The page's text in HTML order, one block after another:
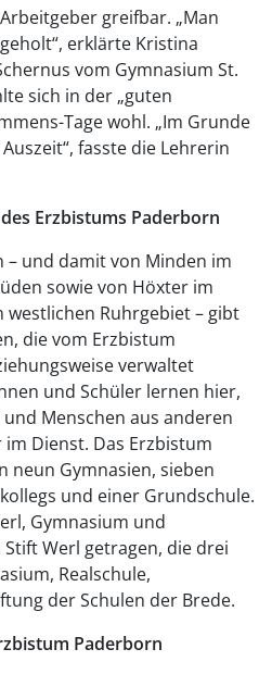
greifbar. „Man
erklärte Kristina
vom Gymnasium St.
sich in der „guten
Tage wohl. „Im Grunde
fasste die Lehrerin
Erzbistums Paderborn
und damit von Minden im
sowie von Höxter im
westlichen Ruhrgebiet – gibt
die vom Erzbistum
verwaltet
und Schüler lernen hier,
Menschen aus anderen
Dienst. Das Erzbistum
neun Gymnasien, sieben
und einer Grundschule.
Gymnasium und
Werl getragen, die drei
Realschule,
der Schulen der Brede.
Paderborn